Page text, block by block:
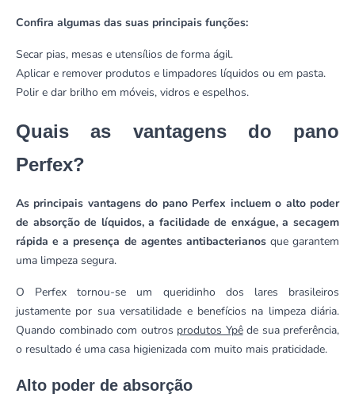
Confira algumas das suas principais funções:
Secar pias, mesas e utensílios de forma ágil.
Aplicar e remover produtos e limpadores líquidos ou em pasta.
Polir e dar brilho em móveis, vidros e espelhos.
Quais as vantagens do pano
Perfex?
As principais vantagens do pano Perfex incluem o alto poder
de absorção de líquidos, a facilidade de enxágue, a secagem
rápida e a presença de agentes antibacterianosque garantem
uma limpeza segura.
O Perfex tornou-se um queridinho dos lares brasileiros
justamente por sua versatilidade e benefícios na limpeza diária.
Quando combinado com outros produtos Ypêde sua preferência,
o resultado é uma casa higienizada com muito mais praticidade.
Alto poder de absorção